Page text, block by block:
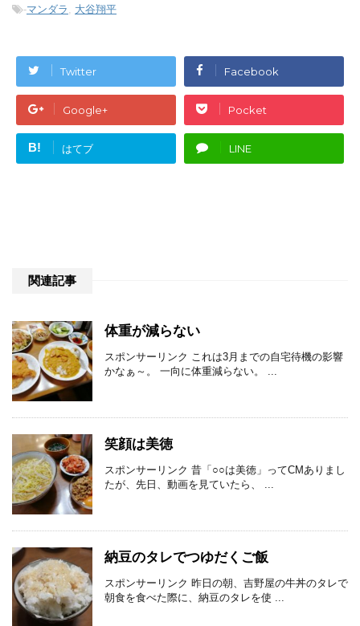
-マンダラ , 大谷翔平
Twitter Facebook
Google+ Pocket
B! はてブ LINE
関連記事
体重が減らない
スポンサーリンク これは3月までの自宅待機の影響
かなぁ～。 一向に体重減らない。 ...
笑顔は美徳
スポンサーリンク 昔「○○は美徳」ってCMありまし
たが、先日、動画を見ていたら、 ...
納豆のタレでつゆだくご飯
スポンサーリンク 昨日の朝、吉野屋の牛丼のタレで
朝食を食べた際に、納豆のタレを使 ...